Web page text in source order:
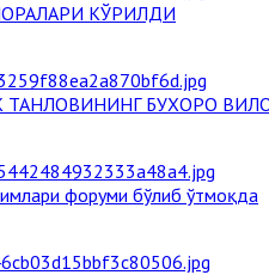
КЎРИЛДИ
ТАНЛОВИНИНГ БУХОРО
форуми бўлиб ўтмоқда